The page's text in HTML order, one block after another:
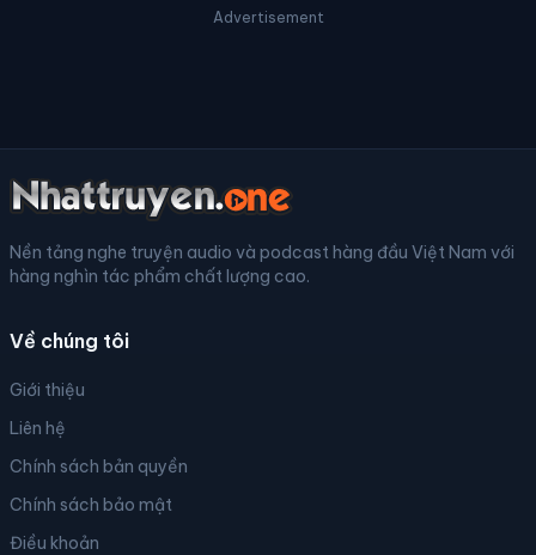
Advertisement
Nền tảng nghe truyện audio và podcast hàng đầu Việt Nam với
hàng nghìn tác phẩm chất lượng cao.
Về chúng tôi
Giới thiệu
Liên hệ
Chính sách bản quyền
Chính sách bảo mật
Điều khoản